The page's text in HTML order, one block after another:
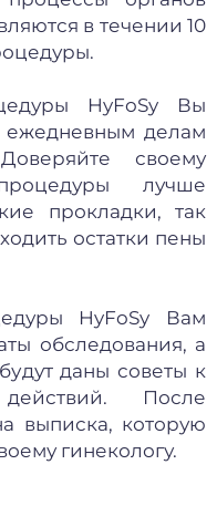
в течении 10
HyFoSy Вы
ежедневным делам
своему
лучше
прокладки, так
остатки пены
HyFoSy Вам
обследования, а
даны советы к
После
выписка, которую
гинекологу.